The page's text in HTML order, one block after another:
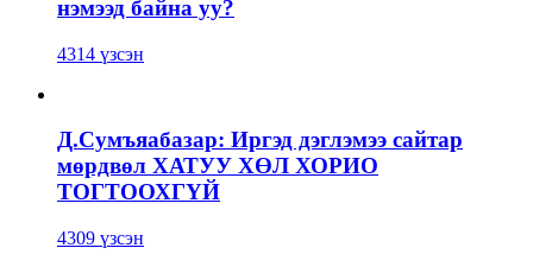
нэмээд байна уу?
4314 үзсэн
Д.Сумъяабазар: Иргэд дэглэмээ сайтар
мөрдвөл ХАТУУ ХӨЛ ХОРИО
ТОГТООХГҮЙ
4309 үзсэн